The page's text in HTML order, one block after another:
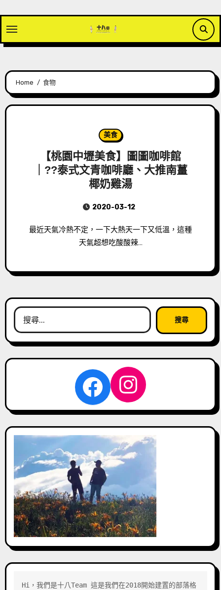
content
Home 食物
美食
【桃園中壢美食】圖圖咖啡館
｜??泰式文青咖啡廳、大推南薑
椰奶雞湯
2020-03-12
最近天氣冷熱不定，一下大熱天一下又低溫，這種
天氣超想吃酸酸辣…
搜
尋
關
Facebook
Hi，我們是十八Team 這是我們在2018開始建置的部落格